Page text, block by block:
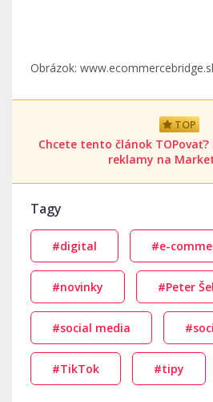
Obrázok:
TOP
Chcete tento článok
reklamy na
Tagy
#digital #e-
#novinky #Peter
#social media
#TikTok #tipy